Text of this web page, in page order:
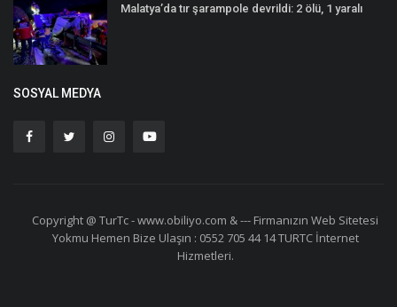
Malatya’da tır şarampole devrildi: 2 ölü, 1 yaralı
SOSYAL MEDYA
Copyright @ TurTc - www.obiliyo.com & --- Firmanızın Web Sitetesi
Yokmu Hemen Bize Ulaşın : 0552 705 44 14 TURTC İnternet
Hizmetleri.